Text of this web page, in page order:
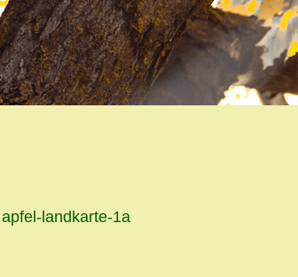
WEITER
ZUM
apfel-landkarte-1a